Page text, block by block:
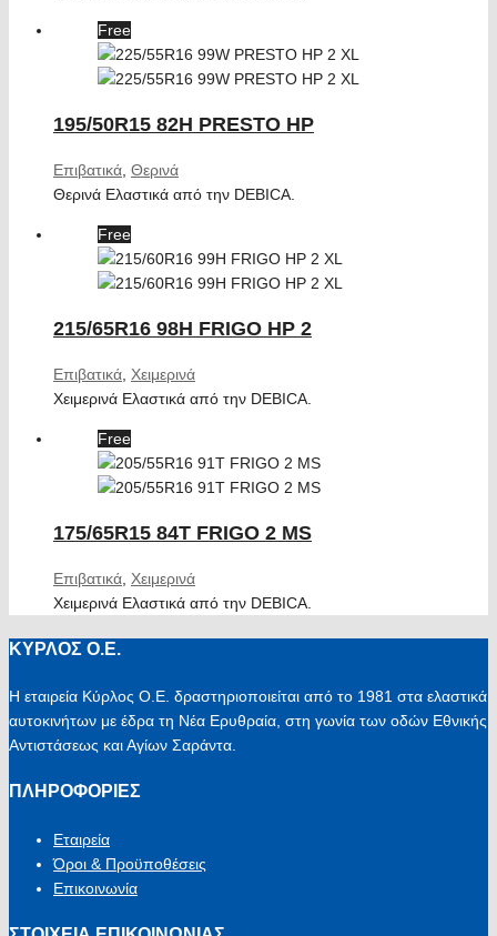
Free
195/50R15 82H PRESTO HP
Επιβατικά Θερινά
Θερινά Ελαστικά από την DEBICA.
Free
215/65R16 98H FRIGO HP 2
Επιβατικά Χειμερινά
Χειμερινά Ελαστικά από την DEBICA.
Free
175/65R15 84T FRIGO 2 MS
Επιβατικά Χειμερινά
Χειμερινά Ελαστικά από την DEBICA.
ΚΥΡΛΟΣ Ο.Ε.
Η εταιρεία Κύρλος Ο.Ε. δραστηριοποιείται από το 1981 στα ελαστικά
αυτοκινήτων με έδρα τη Νέα Ερυθραία, στη γωνία των οδών Εθνικής
Αντιστάσεως και Αγίων Σαράντα.
ΠΛΗΡΟΦΟΡΙΕΣ
Εταιρεία
Όροι & Προϋποθέσεις
Επικοινωνία